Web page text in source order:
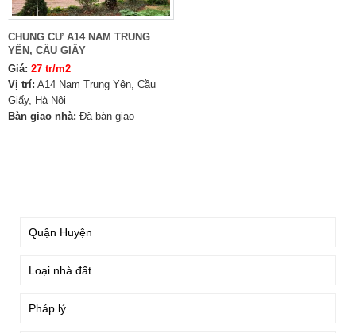
CHUNG CƯ A14 NAM TRUNG
YÊN, CẦU GIẤY
Giá: 27 tr/m2
Vị trí: A14 Nam Trung Yên, Cầu
Giấy, Hà Nội
Bàn giao nhà: Đã bàn giao